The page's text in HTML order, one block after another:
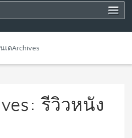
เดArchives
รีวิวหนัง